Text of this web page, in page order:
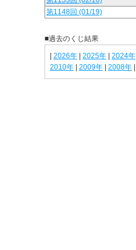
第1148回 (01/19)
■過去のくじ結果
2026年 2025年 2024年
2010年
2009年 2008年